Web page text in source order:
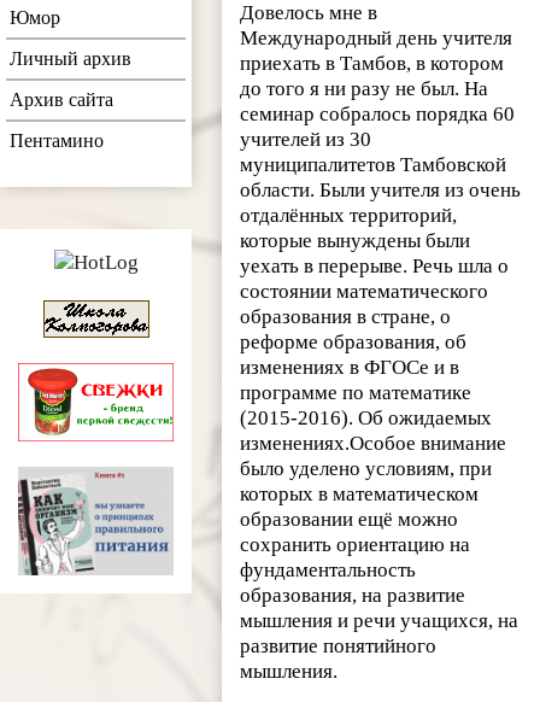
Довелось мне в
Международный день учителя
приехать в Тамбов, в котором
до того я ни разу не был. На
семинар собралось порядка 60
учителей из 30
муниципалитетов Тамбовской
области. Были учителя из очень
отдалённых территорий,
которые вынуждены были
уехать в перерыве. Речь шла о
состоянии математического
образования в стране, о
реформе образования, об
изменениях в ФГОСе и в
программе по математике
(2015-2016). Об ожидаемых
изменениях.Особое внимание
было уделено условиям, при
которых в математическом
образовании ещё можно
сохранить ориентацию на
фундаментальность
образования, на развитие
мышления и речи учащихся, на
развитие понятийного
мышления.
Юмор
Личный архив
Архив сайта
Пентамино